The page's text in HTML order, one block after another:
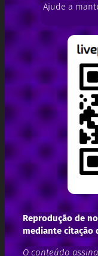
Ajude a
Reprodução de
mediante citação
O conteúdo